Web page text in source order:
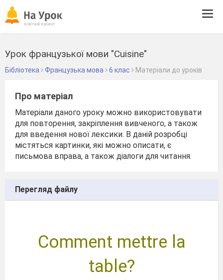
Урок французької мови "Cuisine"
Бібліотека Французька мова 6 клас Матеріали до уроків
Про матеріал
Матеріали даного уроку можно використовувати
для повторення, закріплення вивченого, а також
для введення нової лексики. В даній розробці
містяться картинки, які можно описати, є
письмова вправа, а також діалоги для читання.
Перегляд файлу
Comment mettre la
table?